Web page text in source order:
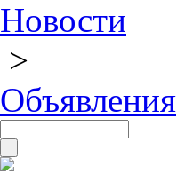
Новости
>
Объявления